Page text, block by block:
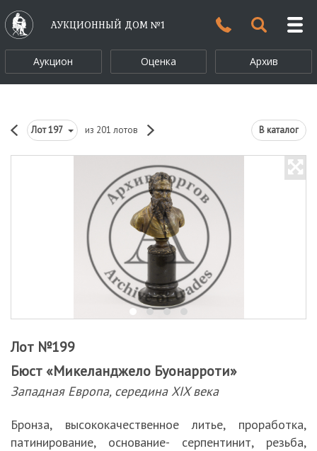
АУКЦИОННЫЙ ДОМ №1
Аукцион Оценка Архив
Лот197 из 201 лотов В каталог
Лот №199
Бюст «Микеланджело Буонарроти»
Западная Европа, середина ХIX века
Бронза, высококачественное литье, проработка,
патинирование, основание- серпентинит, резьба,